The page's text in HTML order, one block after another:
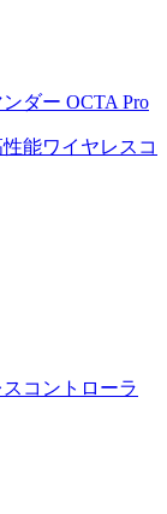
ダー OCTA Pro
能ワイヤレスコ
コントローラ